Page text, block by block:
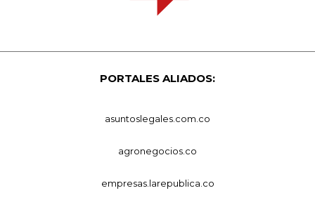
PORTALES ALIADOS:
asuntoslegales.com.co
agronegocios.co
empresas.larepublica.co